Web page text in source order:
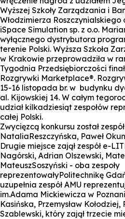
Wyższej Szkoły Zarządzania i
Włodzimierza
iSpace Simulation sp. z o.o.
wyłącznego dystrybutora
terenie Polski. Wyższa Szkoła
w Krakowie przeprowadziła w
Tygodnia Przedsiębiorczości
Rozgrywki Marketplace®.
15-16 listopada br. w budynku
al. Kijowskiej 14. W całym
udział kilkadziesiąt zespołów
całej Polski.
Zwycięzcą konkursu został
NataliaReszczyńska, Paweł
Drugie miejsce zajął zespół e-
Nagórski, Adrian Olszewski,
MateuszSoszyński - oba zespoły
reprezentowałyPolitechnikę
uzupełnia zespół AMU
im.Adama Mickiewicza w
Kasińska, Przemysław
Szablewski, który zajął trzecie